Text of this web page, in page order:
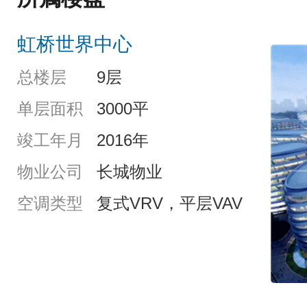
虹桥世界中心
总楼层
9层
单层面积
3000平
竣工年月
2016年
物业公司
长城物业
空调类型
复式VRV，平层VAV